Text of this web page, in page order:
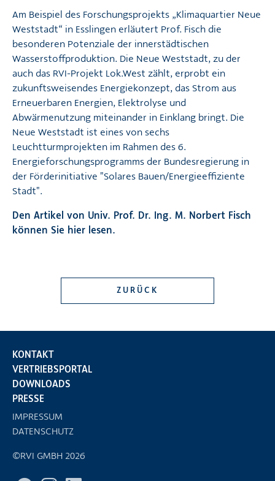
Am Beispiel des Forschungsprojekts „Klimaquartier Neue
Weststadt“ in Esslingen erläutert Prof. Fisch die
besonderen Potenziale der innerstädtischen
Wasserstoffproduktion. Die Neue Weststadt, zu der
auch das RVI-Projekt Lok.West zählt, erprobt ein
zukunftsweisendes Energiekonzept, das Strom aus
Erneuerbaren Energien, Elektrolyse und
Abwärmenutzung miteinander in Einklang bringt. Die
Neue Weststadt ist eines von sechs
Leuchtturmprojekten im Rahmen des 6.
Energieforschungsprogramms der Bundesregierung in
der Förderinitiative "Solares Bauen/Energieeffiziente
Stadt".
Den Artikel von Univ. Prof. Dr. Ing. M. Norbert Fisch
können Sie hier lesen.
ZURÜCK
KONTAKT
VERTRIEBSPORTAL
DOWNLOADS
PRESSE
IMPRESSUM
DATENSCHUTZ
©RVI GMBH 2026